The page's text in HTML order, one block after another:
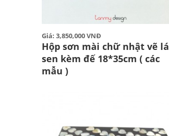
Giá: 3,850,000 VNĐ
Hộp sơn mài chữ nhật vẽ lá
sen kèm đế 18*35cm ( các
mẫu )